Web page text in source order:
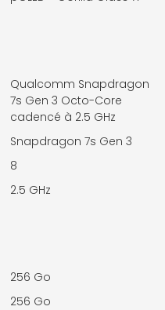
Qualcomm Snapdragon
7s Gen 3 Octo-Core
cadencé à 2.5 GHz
Snapdragon 7s Gen 3
8
2.5 GHz
256 Go
256 Go